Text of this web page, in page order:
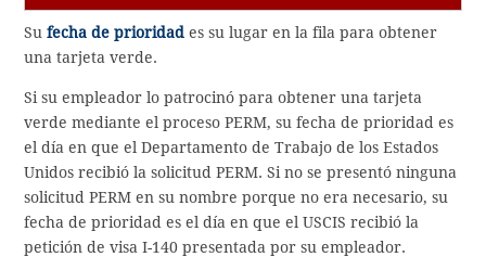
Sufecha de prioridad es su lugar en la fila para obtener
una tarjeta verde.
Si su empleador lo patrocinó para obtener una tarjeta
verde mediante el proceso PERM, su fecha de prioridad es
el día en que el Departamento de Trabajo de los Estados
Unidos recibió la solicitud PERM. Si no se presentó ninguna
solicitud PERM en su nombre porque no era necesario, su
fecha de prioridad es el día en que el USCIS recibió la
petición de visa I-140 presentada por su empleador.